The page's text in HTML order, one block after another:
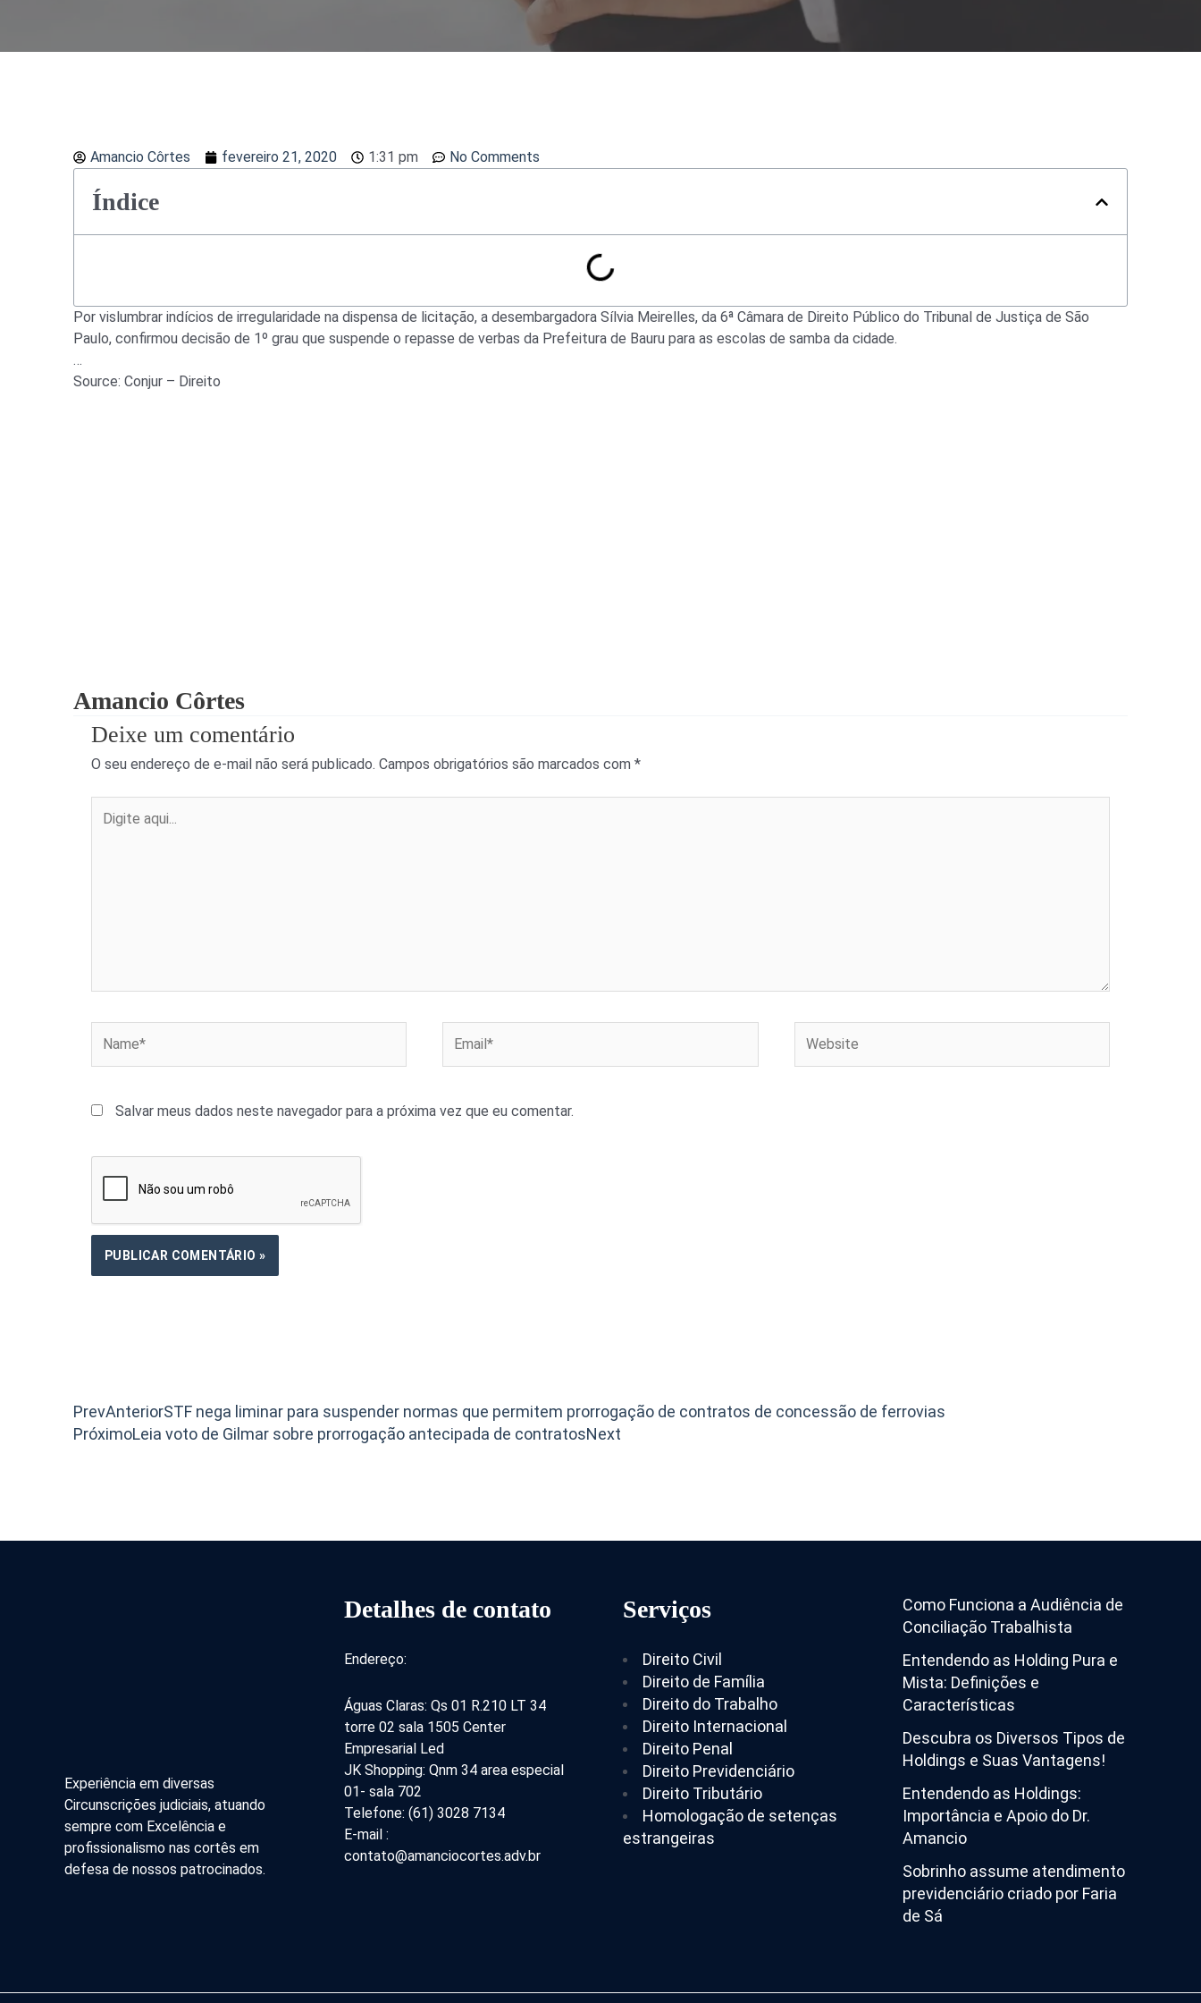
Amancio Côrtes fevereiro 21, 2020 1:31 pm No Comments
Índice
Por vislumbrar indícios de irregularidade na dispensa de licitação, a desembargadora Sílvia Meirelles, da 6ª Câmara de Direito Público do Tribunal de Justiça de São
Paulo, confirmou decisão de 1º grau que suspende o repasse de verbas da Prefeitura de Bauru para as escolas de samba da cidade.
…
Source: Conjur – Direito
Amancio Côrtes
Deixe um comentário
O seu endereço de e-mail não será publicado. Campos obrigatórios são marcados com *
aqui...
Salvar meus dados neste navegador para a próxima vez que eu comentar.
PrevAnteriorSTF nega liminar para suspender normas que permitem prorrogação de contratos de concessão de ferrovias
PróximoLeia voto de Gilmar sobre prorrogação antecipada de contratosNext
Experiência em diversas
Circunscrições judiciais, atuando
sempre com Excelência e
profissionalismo nas cortês em
defesa de nossos patrocinados.
Detalhes de contato
Endereço:
Águas Claras: Qs 01 R.210 LT 34
torre 02 sala 1505 Center
Empresarial Led
JK Shopping: Qnm 34 area especial
01- sala 702
Telefone: (61) 3028 7134
E-mail :
contato@amanciocortes.adv.br
Serviços
Direito Civil
Direito de Família
Direito do Trabalho
Direito Internacional
Direito Penal
Direito Previdenciário
Direito Tributário
Homologação de setenças
estrangeiras
Como Funciona a Audiência de
Conciliação Trabalhista
Entendendo as Holding Pura e
Mista: Definições e
Características
Descubra os Diversos Tipos de
Holdings e Suas Vantagens!
Entendendo as Holdings:
Importância e Apoio do Dr.
Amancio
Sobrinho assume atendimento
previdenciário criado por Faria
de Sá